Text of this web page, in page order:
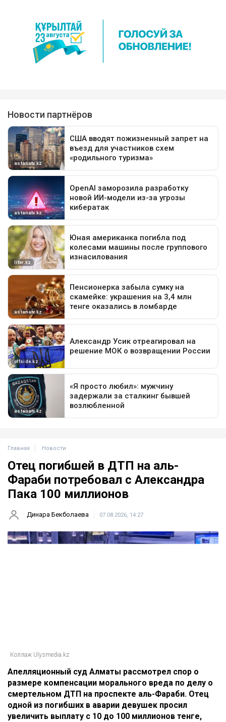
Главная Новости
Отец погибшей в ДТП на аль-
Фараби потребовал с Александра
Пака 100 миллионов
Динара Бекболаева 07.08.2026, 14:27
Коллаж Ulysmedia.kz
Апелляционный суд Алматы рассмотрел спор о
размере компенсации морального вреда по делу о
смертельном ДТП на проспекте аль-Фараби. Отец
одной из погибших в аварии девушек просил
увеличить выплату с 10 до 100 миллионов тенге,